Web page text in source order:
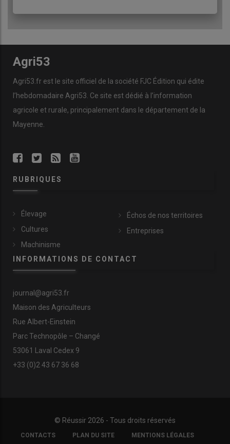
Agri53
Agri53.fr est le site officiel de la société FJC Édition qui édite
l’hebdomadaire Agri53. Ce site est dédié à l’information
agricole et rurale, principalement dans le département de la
Mayenne.
RUBRIQUES
Élevage
Cultures
Machinisme
Échos de nos territoires
Entreprises
INFORMATIONS DE CONTACT
journal@agri53.fr
Maison des Agriculteurs
Rue Albert-Einstein
Parc Technopôle – Changé
53061 Laval Cedex 9
+33 (0)2 43 67 36 68
© Réussir 2026 - Tous droits réservés
FOOTER
COPYRIGHT
CONTACTS PLAN DU SITE MENTIONS LÉGALES